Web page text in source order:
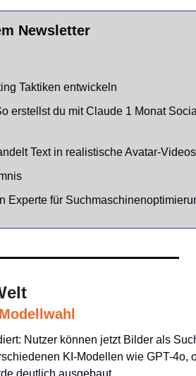
Newsletter
Taktiken entwickeln
erstellst du mit Claude 1 Monat
Text in realistische Avatar-Videos
Experte für
Nutzer können jetzt Bilder als
KI-Modellen wie GPT-4o,
deutlich ausgebaut.